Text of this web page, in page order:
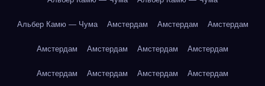
Альбер Камю — Чума Амстердам Амстердам Амстердам
Амстердам Амстердам Амстердам Амстердам
Амстердам Амстердам Амстердам Амстердам